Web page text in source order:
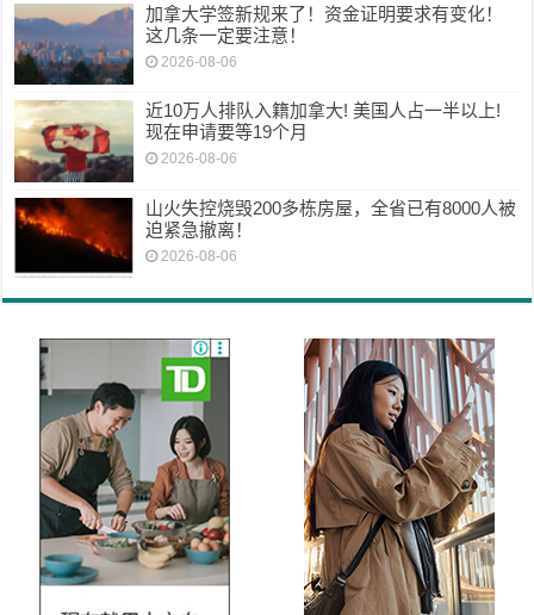
加拿大学签新规来了！资金证明要求有变化！
这几条一定要注意！
2026-08-06
近10万人排队入籍加拿大! 美国人占一半以上!
现在申请要等19个月
2026-08-06
山火失控烧毁200多栋房屋，全省已有8000人被
迫紧急撤离！
2026-08-06